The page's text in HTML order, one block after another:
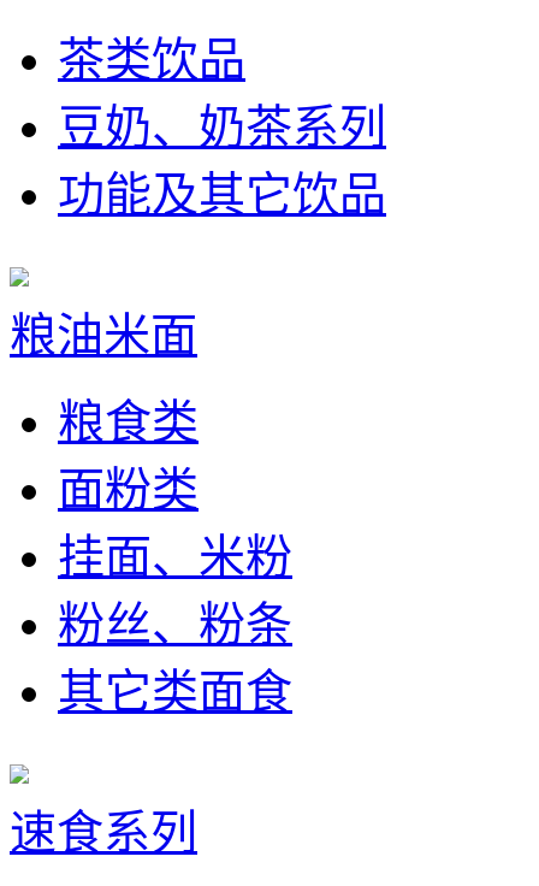
茶类饮品
豆奶、奶茶系列
功能及其它饮品
粮油米面
粮食类
面粉类
挂面、米粉
粉丝、粉条
其它类面食
速食系列